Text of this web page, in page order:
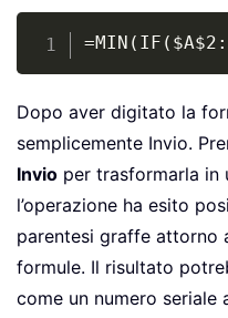
Dopo aver digitato la
semplicemente Invio.
Invio per trasformarla in
l’operazione ha esito
parentesi graffe attorno
formule. Il risultato
come un numero seriale